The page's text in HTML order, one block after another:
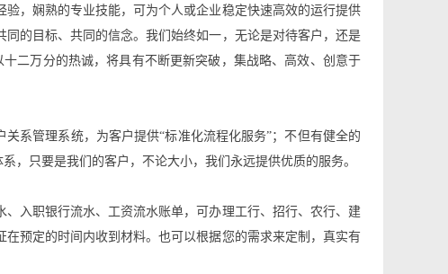
，娴熟的专业技能，可为个人或企业稳定快速高效的运行提供
的目标、共同的信念。我们始终如一，无论是对待客户，还是
二万分的热诚，将具有不断更新突破，集战略、高效、创意于
系管理系统，为客户提供“标准化流程化服务”；不但有健全的
，只要是我们的客户，不论大小，我们永远提供优质的服务。
入职银行流水、工资流水账单，可办理工行、招行、农行、建
预定的时间内收到材料。也可以根据您的需求来定制，真实有